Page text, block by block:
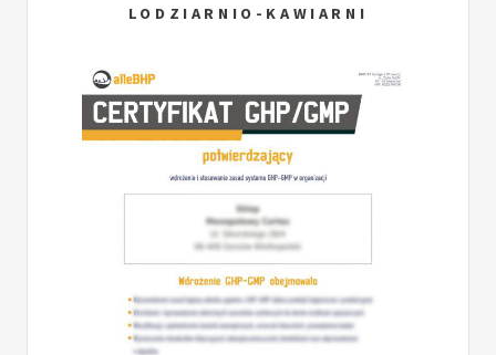
LODZIARNIO-KAWIARNI